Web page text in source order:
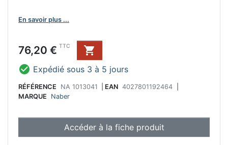
En savoir plus ...
Prix
76,20 € TTC

 Expédié sous 3 à 5 jours
RÉFÉRENCE NA 1013041 EAN 4027801192464
MARQUE
Naber
Accéder à la fiche produit